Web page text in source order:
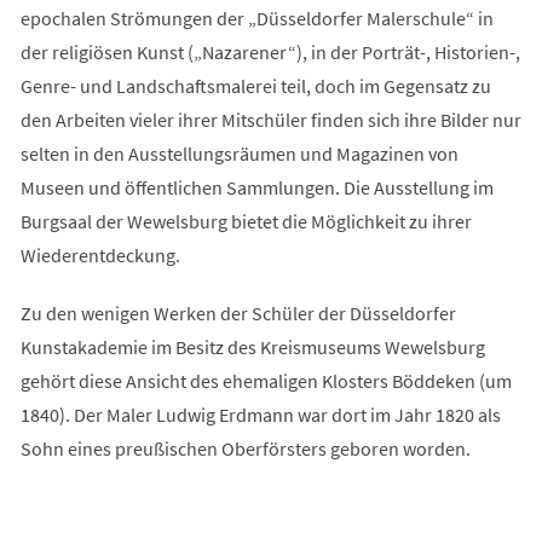
epochalen Strömungen der „Düsseldorfer Malerschule“ in
der religiösen Kunst („Nazarener“), in der Porträt-, Historien-,
Genre- und Landschaftsmalerei teil, doch im Gegensatz zu
den Arbeiten vieler ihrer Mitschüler finden sich ihre Bilder nur
selten in den Ausstellungsräumen und Magazinen von
Museen und öffentlichen Sammlungen. Die Ausstellung im
Burgsaal der Wewelsburg bietet die Möglichkeit zu ihrer
Wiederentdeckung.
Zu den wenigen Werken der Schüler der Düsseldorfer
Kunstakademie im Besitz des Kreismuseums Wewelsburg
gehört diese Ansicht des ehemaligen Klosters Böddeken (um
1840). Der Maler Ludwig Erdmann war dort im Jahr 1820 als
Sohn eines preußischen Oberförsters geboren worden.